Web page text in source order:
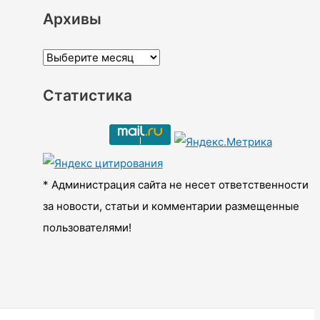
Архивы
А
х
ы
Статистика
* Администрация сайта не несет ответственности
за новости, статьи и комментарии размещенные
пользователями!